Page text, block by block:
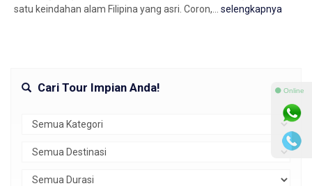
satu keindahan alam Filipina yang asri. Coron,... selengkapnya
Cari Tour Impian Anda! ⚫ Online